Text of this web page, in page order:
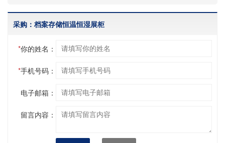
采购：档案存储恒温恒湿展柜
*你的姓名：
*手机号码：
电子邮箱：
留言内容：